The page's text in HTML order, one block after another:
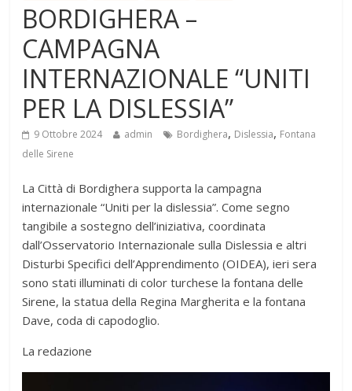
BORDIGHERA –
CAMPAGNA
INTERNAZIONALE “UNITI
PER LA DISLESSIA”
9 Ottobre 2024 admin Bordighera, Dislessia, Fontana
delle Sirene
La Città di Bordighera supporta la campagna
internazionale “Uniti per la dislessia”. Come segno
tangibile a sostegno dell’iniziativa, coordinata
dall’Osservatorio Internazionale sulla Dislessia e altri
Disturbi Specifici dell’Apprendimento (OIDEA), ieri sera
sono stati illuminati di color turchese la fontana delle
Sirene, la statua della Regina Margherita e la fontana
Dave, coda di capodoglio.
La redazione